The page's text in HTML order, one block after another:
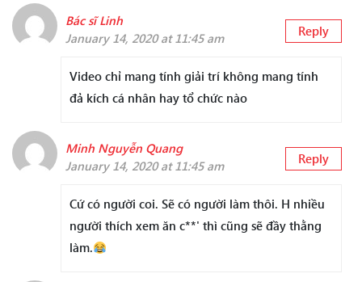
Bác sĩ Linh
January 14, 2020 at 11:45 am
Reply
Video chỉ mang tính giải trí không mang tính
đả kích cá nhân hay tổ chức nào
Minh Nguyễn Quang
January 14, 2020 at 11:45 am
Reply
Cứ có người coi. Sẽ có người làm thôi. H nhiều
người thích xem ăn c**' thì cũng sẽ đầy thằng
làm.